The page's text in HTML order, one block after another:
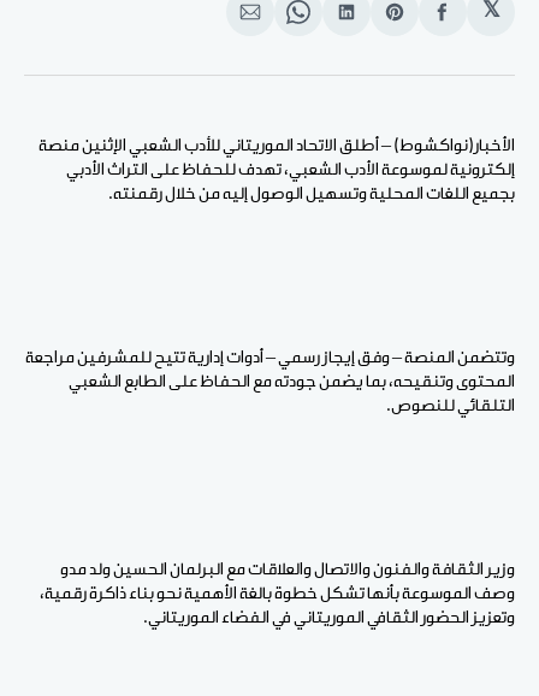
𝕏
انشر
الفيسبوك
Share
Pinterest
انشر
لينكد
Share
WhatsApp
انشر
الإيميل
الأخبار(نواكشوط) – أطلق الاتحاد الموريتاني للأدب الشعبي الإثنين منصة
إلكترونية لموسوعة الأدب الشعبي، تهدف للحفاظ على التراث الأدبي
بجميع اللغات المحلية وتسهيل الوصول إليه من خلال رقمنته.
وتتضمن المنصة – وفق إيجاز رسمي – أدوات إدارية تتيح للمشرفين مراجعة
المحتوى وتنقيحه، بما يضمن جودته مع الحفاظ على الطابع الشعبي
التلقائي للنصوص.
وزير الثقافة والفنون والاتصال والعلاقات مع البرلمان الحسين ولد مدو
وصف الموسوعة بأنها تشكل خطوة بالغة الأهمية نحو بناء ذاكرة رقمية،
وتعزيز الحضور الثقافي الموريتاني في الفضاء الموريتاني.